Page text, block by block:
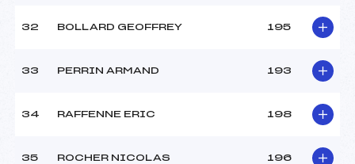
32 BOLLARD GEOFFREY 195
33 PERRIN ARMAND 193
34 RAFFENNE ERIC 198
35 ROCHER NICOLAS 196